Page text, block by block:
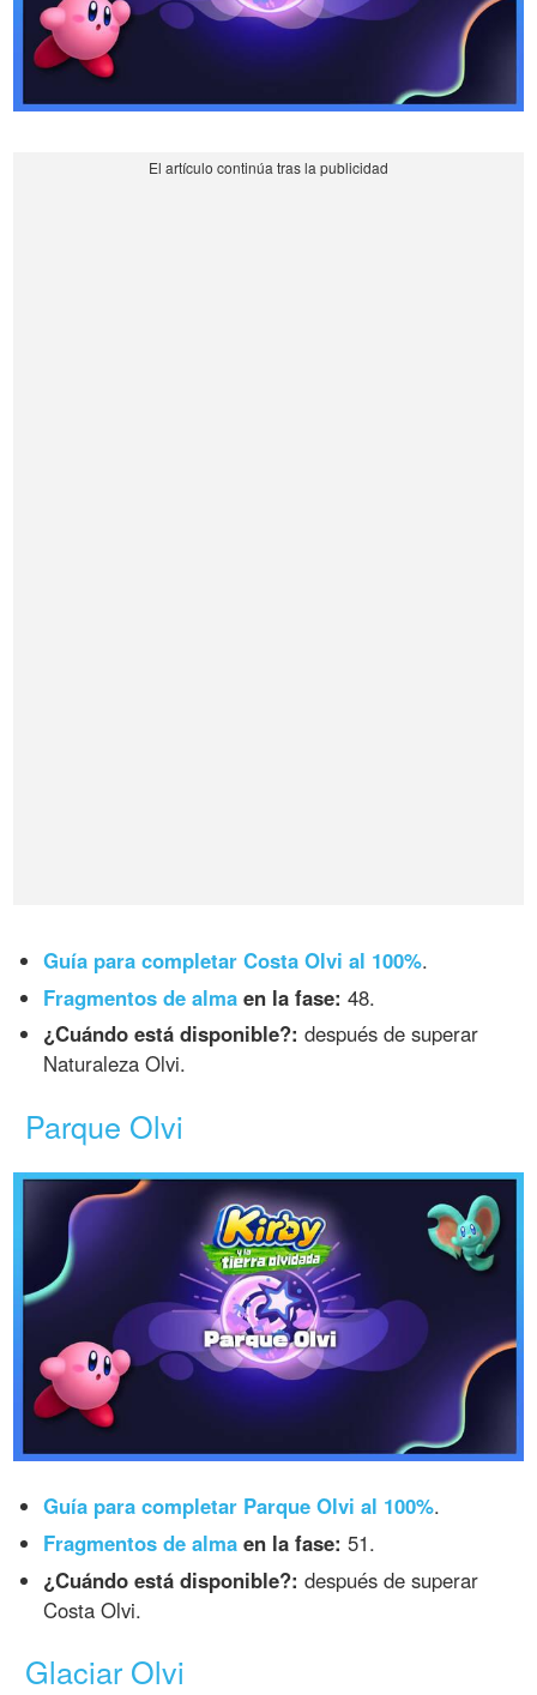
Guía para completar Costa Olvi al 100%.
Fragmentos de alma en la fase: 48.
¿Cuándo está disponible?: después de superar
Naturaleza Olvi.
Parque Olvi
Guía para completar Parque Olvi al 100%.
Fragmentos de alma en la fase: 51.
¿Cuándo está disponible?: después de superar
Costa Olvi.
Glaciar Olvi